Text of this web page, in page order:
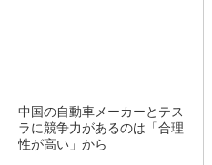
中国の自動車メーカーとテス
ラに競争力があるのは「合理
性が高い」から